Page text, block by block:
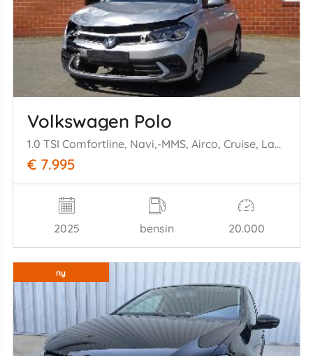
Volkswagen Polo
1.0 TSI Comfortline, Navi,-MMS, Airco, Cruise, Lane assist
€ 7.995
2025 bensin 20.000
ny